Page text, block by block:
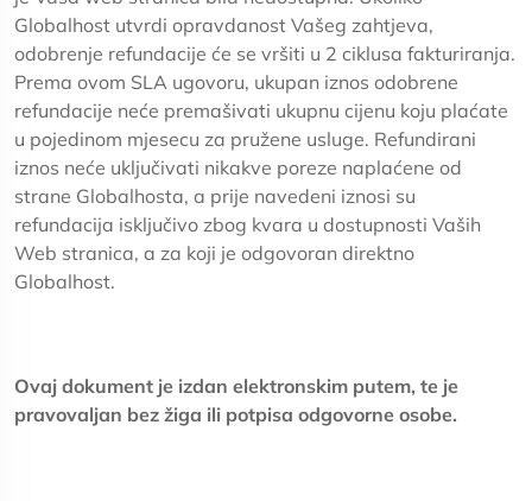
Globalhost utvrdi opravdanost Vašeg zahtjeva,
odobrenje refundacije će se vršiti u 2 ciklusa fakturiranja.
Prema ovom SLA ugovoru, ukupan iznos odobrene
refundacije neće premašivati ukupnu cijenu koju plaćate
u pojedinom mjesecu za pružene usluge. Refundirani
iznos neće uključivati nikakve poreze naplaćene od
strane Globalhosta, a prije navedeni iznosi su
refundacija isključivo zbog kvara u dostupnosti Vaših
Web stranica, a za koji je odgovoran direktno
Globalhost.
Ovaj dokument je izdan elektronskim putem, te je
pravovaljan bez žiga ili potpisa odgovorne osobe.